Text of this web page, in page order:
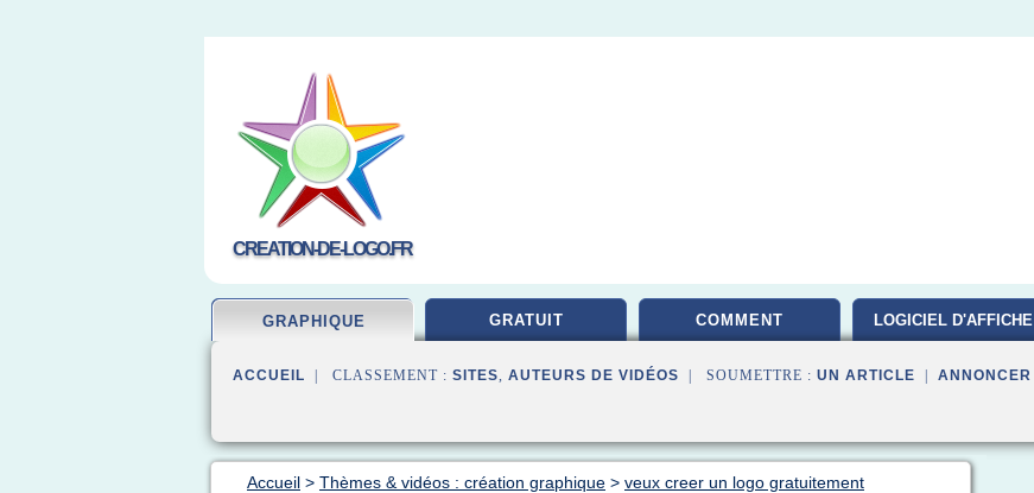
CREATION-DE-LOGO.FR
GRAPHIQUE GRATUIT COMMENT LOGICIEL D'AFFICHE
ACCUEIL | CLASSEMENT : SITES, AUTEURS DE VIDÉOS | SOUMETTRE : UN ARTICLE ANNONCER
Accueil > Thèmes & vidéos : création graphique > veux creer un logo gratuitement